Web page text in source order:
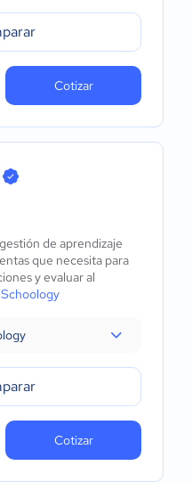
Cotizar
de aprendizaje
que necesita para
y evaluar al
Cotizar